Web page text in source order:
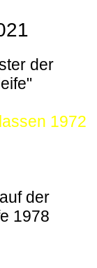
der
1972
der
1978